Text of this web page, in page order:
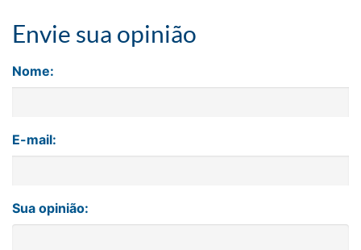
Envie sua opinião
Nome:
E-mail:
Sua opinião: